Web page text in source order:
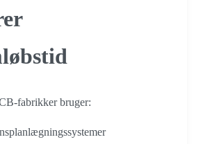
fabrikker bruger: